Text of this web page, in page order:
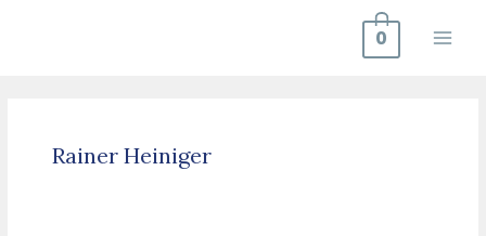
0
Rainer Heiniger